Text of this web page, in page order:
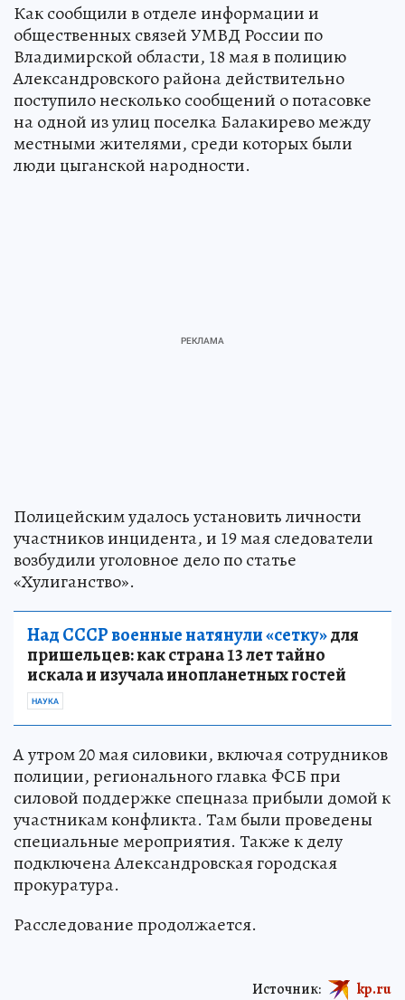
Как сообщили в отделе информации и
общественных связей УМВД России по
Владимирской области, 18 мая в полицию
Александровского района действительно
поступило несколько сообщений о потасовке
на одной из улиц поселка Балакирево между
местными жителями, среди которых были
люди цыганской народности.
Полицейским удалось установить личности
участников инцидента, и 19 мая следователи
возбудили уголовное дело по статье
«Хулиганство».
Над СССР военные натянули «сетку»для
пришельцев: как страна 13 лет тайно
искала и изучала инопланетных гостей
НАУКА
А утром 20 мая силовики, включая сотрудников
полиции, регионального главка ФСБ при
силовой поддержке спецназа прибыли домой к
участникам конфликта. Там были проведены
специальные мероприятия. Также к делу
подключена Александровская городская
прокуратура.
Расследование продолжается.
Источник: kp.ru